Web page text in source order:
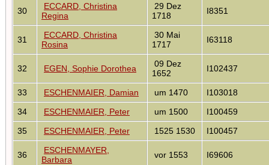
30
ECCARD, Christina
Regina
29 Dez
1718
I8351
31
ECCARD, Christina
Rosina
30 Mai
1717
I63118
32 EGEN, Sophie Dorothea
09 Dez
1652
I102437
33 ESCHENMAIER, Damian um 1470
I103018
34
ESCHENMAIER, Peter um 1500
I100459
35
ESCHENMAIER, Peter 1525 1530 I100457
36
ESCHENMAYER,
Barbara
vor 1553 I69606